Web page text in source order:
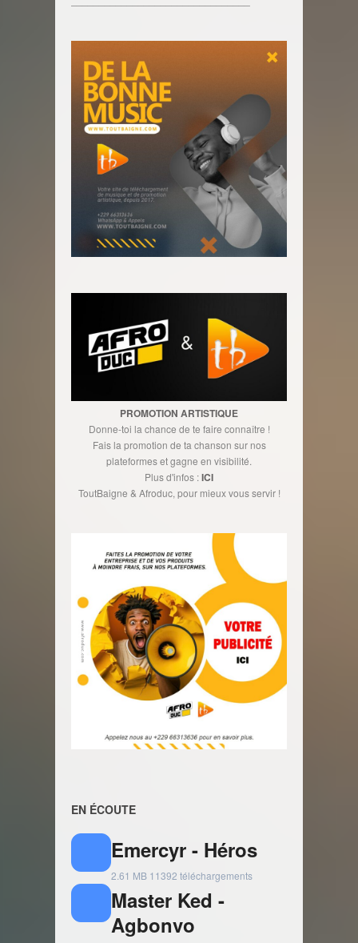
PROMOTION ARTISTIQUE
Donne-toi la chance de te faire connaître !
Fais la promotion de ta chanson sur nos
plateformes et gagne en visibilité.
Plus d'infos :ICI
ToutBaigne & Afroduc, pour mieux vous servir !
EN ÉCOUTE
Emercyr - Héros
2.61 MB 11392 téléchargements
Master Ked -
Agbonvo